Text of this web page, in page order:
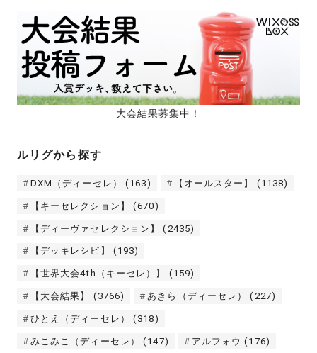
大会結果募集中！
ルリグから探す
DXM（ディーセレ） (163) 【オールスター】 (1138)
【キーセレクション】 (670)
【ディーヴァセレクション】 (2435)
【デッキレシピ】 (193)
【世界大会4th（キーセレ）】 (159)
【大会結果】 (3766) あきら（ディーセレ） (227)
ひとえ（ディーセレ） (318)
みこみこ（ディーセレ） (147) アルフォウ (176)